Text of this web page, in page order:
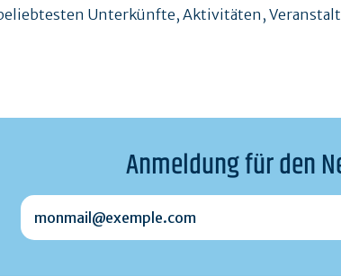
Unterkünfte, Aktivitäten,
Anmeldung für den
monmail@exemple.com